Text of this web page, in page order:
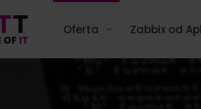
Oferta Zabbix od